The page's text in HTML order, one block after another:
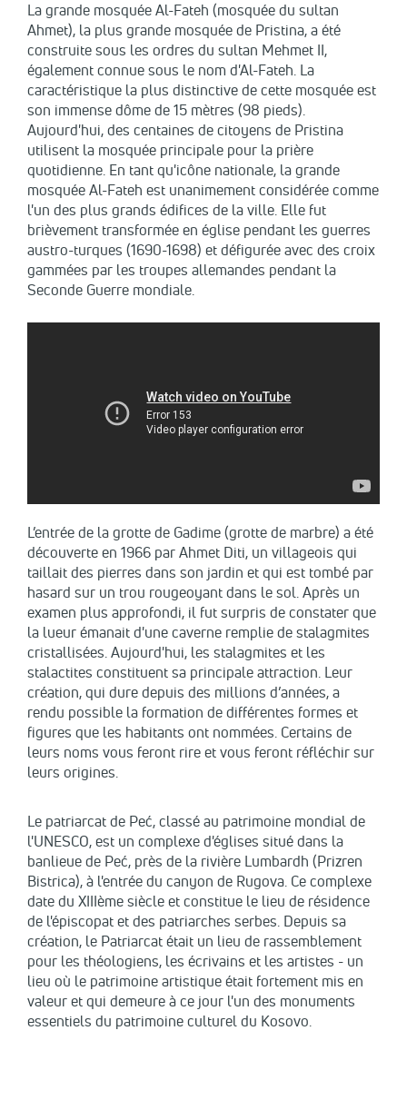
La grande mosquée Al-Fateh (mosquée du sultan
Ahmet), la plus grande mosquée de Pristina, a été
construite sous les ordres du sultan Mehmet II,
également connue sous le nom d'Al-Fateh. La
caractéristique la plus distinctive de cette mosquée est
son immense dôme de 15 mètres (98 pieds).
Aujourd'hui, des centaines de citoyens de Pristina
utilisent la mosquée principale pour la prière
quotidienne. En tant qu'icône nationale, la grande
mosquée Al-Fateh est unanimement considérée comme
l'un des plus grands édifices de la ville. Elle fut
brièvement transformée en église pendant les guerres
austro-turques (1690-1698) et défigurée avec des croix
gammées par les troupes allemandes pendant la
Seconde Guerre mondiale.
L’entrée de la grotte de Gadime (grotte de marbre) a été
découverte en 1966 par Ahmet Diti, un villageois qui
taillait des pierres dans son jardin et qui est tombé par
hasard sur un trou rougeoyant dans le sol. Après un
examen plus approfondi, il fut surpris de constater que
la lueur émanait d'une caverne remplie de stalagmites
cristallisées. Aujourd'hui, les stalagmites et les
stalactites constituent sa principale attraction. Leur
création, qui dure depuis des millions d’années, a
rendu possible la formation de différentes formes et
figures que les habitants ont nommées. Certains de
leurs noms vous feront rire et vous feront réfléchir sur
leurs origines.
Le patriarcat de Peć, classé au patrimoine mondial de
l'UNESCO, est un complexe d'églises situé dans la
banlieue de Peć, près de la rivière Lumbardh (Prizren
Bistrica), à l'entrée du canyon de Rugova. Ce complexe
date du XIIIème siècle et constitue le lieu de résidence
de l'épiscopat et des patriarches serbes. Depuis sa
création, le Patriarcat était un lieu de rassemblement
pour les théologiens, les écrivains et les artistes - un
lieu où le patrimoine artistique était fortement mis en
valeur et qui demeure à ce jour l'un des monuments
essentiels du patrimoine culturel du Kosovo.